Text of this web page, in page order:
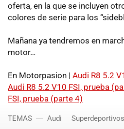
oferta, en la que se incluyen
colores de serie para los
Mañana ya tendremos en
motor…
En Motorpasion | Audi R8 5.2
Audi R8 5.2 V10 FSI, prueba
FSI, prueba (parte 4)
TEMAS Audi Superdeportivos